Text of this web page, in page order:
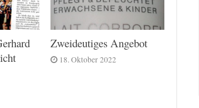
Zweideutiges Angebot
18. Oktober 2022